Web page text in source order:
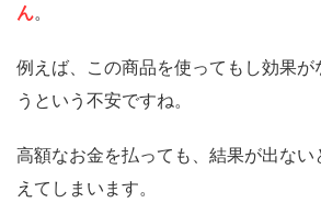
ん。
例えば、この商品を使ってもし効果が
うという不安ですね。
高額なお金を払っても、結果が出な
えてしまいます。